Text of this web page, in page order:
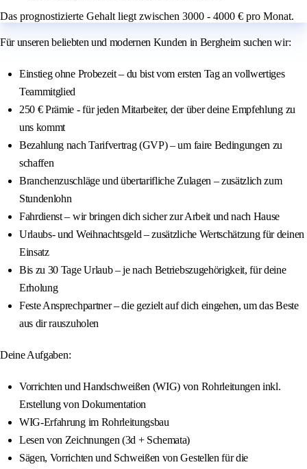
Das prognostizierte Gehalt liegt zwischen 3000 - 4000 € pro Monat.
Für unseren beliebten und modernen Kunden in Bergheim suchen wir:
Einstieg ohne Probezeit – du bist vom ersten Tag an vollwertiges
Teammitglied
250 € Prämie - für jeden Mitarbeiter, der über deine Empfehlung zu
uns kommt
Bezahlung nach Tarifvertrag (GVP) – um faire Bedingungen zu
schaffen
Branchenzuschläge und übertarifliche Zulagen – zusätzlich zum
Stundenlohn
Fahrdienst – wir bringen dich sicher zur Arbeit und nach Hause
Urlaubs- und Weihnachtsgeld – zusätzliche Wertschätzung für deinen
Einsatz
Bis zu 30 Tage Urlaub – je nach Betriebszugehörigkeit, für deine
Erholung
Feste Ansprechpartner – die gezielt auf dich eingehen, um das Beste
aus dir rauszuholen
Deine Aufgaben:
Vorrichten und Handschweißen (WIG) von Rohrleitungen inkl.
Erstellung von Dokumentation
WIG-Erfahrung im Rohrleitungsbau
Lesen von Zeichnungen (3d + Schemata)
Sägen, Vorrichten und Schweißen von Gestellen für die